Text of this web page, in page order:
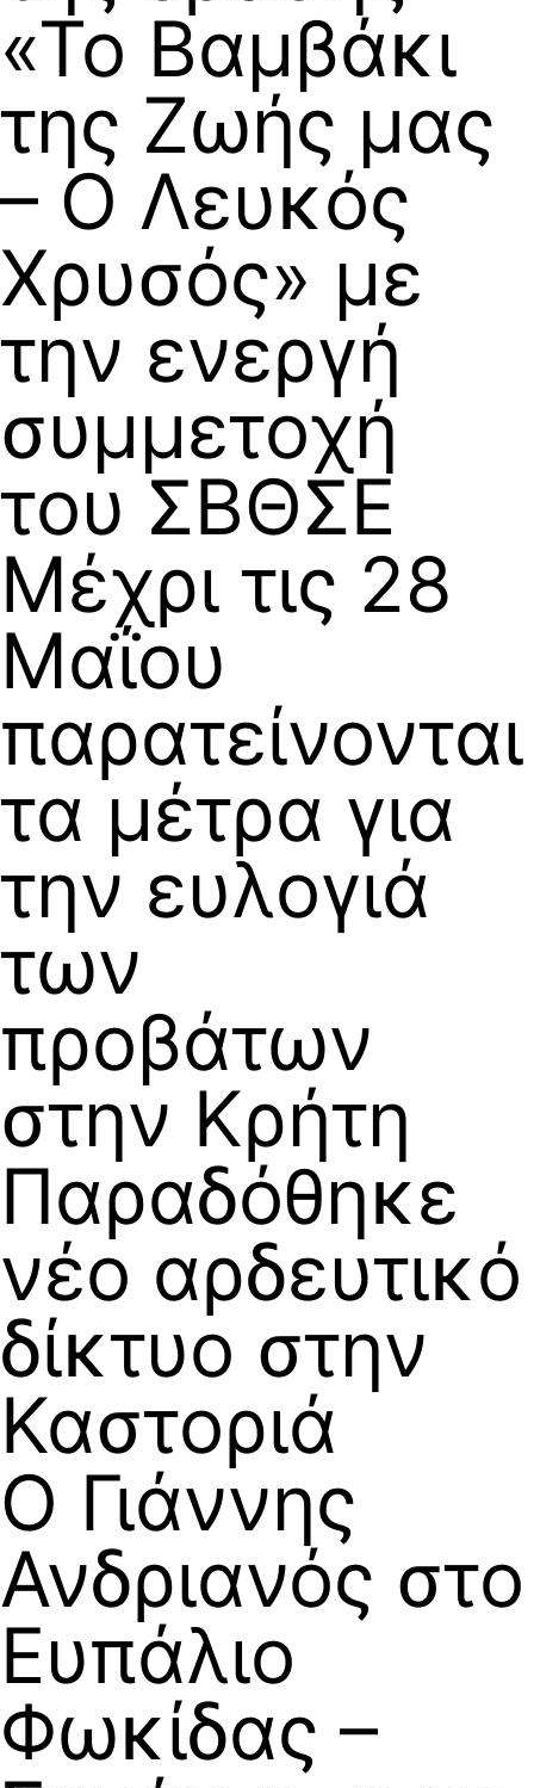
«Το Βαμβάκι
της Ζωής μας
– Ο Λευκός
Χρυσός» με
την ενεργή
συμμετοχή
του ΣΒΘΣΕ
Μέχρι τις 28
Μαΐου
παρατείνονται
τα μέτρα για
την ευλογιά
των
προβάτων
στην Κρήτη
Παραδόθηκε
νέο αρδευτικό
δίκτυο στην
Καστοριά
Ο Γιάννης
Ανδριανός στο
Ευπάλιο
Φωκίδας –